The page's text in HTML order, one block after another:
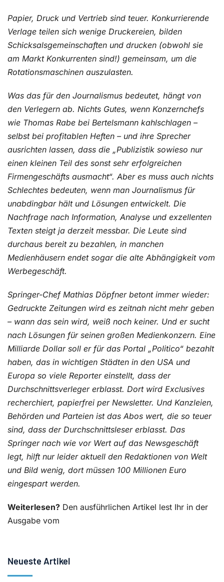
Papier, Druck und Vertrieb sind teuer. Konkurrierende
Verlage teilen sich wenige Druckereien, bilden
Schicksalsgemeinschaften und drucken (obwohl sie
am Markt Konkurrenten sind!) gemeinsam, um die
Rotationsmaschinen auszulasten.
Was das für den Journalismus bedeutet, hängt von
den Verlegern ab. Nichts Gutes, wenn Konzernchefs
wie Thomas Rabe bei Bertelsmann kahlschlagen –
selbst bei profitablen Heften – und ihre Sprecher
ausrichten lassen, dass die „Publizistik sowieso nur
einen kleinen Teil des sonst sehr erfolgreichen
Firmengeschäfts ausmacht“. Aber es muss auch nichts
Schlechtes bedeuten, wenn man Journalismus für
unabdingbar hält und Lösungen entwickelt. Die
Nachfrage nach Information, Analyse und exzellenten
Texten steigt ja derzeit messbar. Die Leute sind
durchaus bereit zu bezahlen, in manchen
Medienhäusern endet sogar die alte Abhängigkeit vom
Werbegeschäft.
Springer-Chef Mathias Döpfner betont immer wieder:
Gedruckte Zeitungen wird es zeitnah nicht mehr geben
– wann das sein wird, weiß noch keiner. Und er sucht
nach Lösungen für seinen großen Medienkonzern. Eine
Milliarde Dollar soll er für das Portal „Politico“ bezahlt
haben, das in wichtigen Städten in den USA und
Europa so viele Reporter einstellt, dass der
Durchschnittsverleger erblasst. Dort wird Exclusives
recherchiert, papierfrei per Newsletter. Und Kanzleien,
Behörden und Parteien ist das Abos wert, die so teuer
sind, dass der Durchschnittsleser erblasst. Das
Springer nach wie vor Wert auf das Newsgeschäft
legt, hilft nur leider aktuell den Redaktionen von Welt
und Bild wenig, dort müssen 100 Millionen Euro
eingespart werden.
Weiterlesen? Den ausführlichen Artikel lest Ihr in der
Ausgabe vom
Neueste Artikel